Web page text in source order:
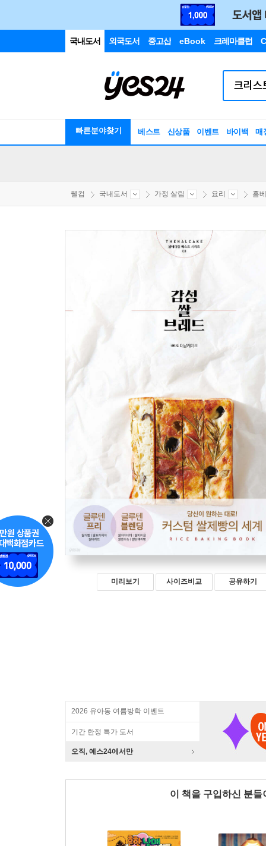
국내도서 외국도서 중고샵 eBook 크레마클럽
빠른분야찾기 베스트 신상품 이벤트 바이백 매
웰컴 국내도서 가정 살림 요리 홈
미리보기 사이즈비교 공유하기
2026 유아동 여름방학 이벤트
기간 한정 특가 도서
오직, 예스24에서만
이 책을 구입하신 분